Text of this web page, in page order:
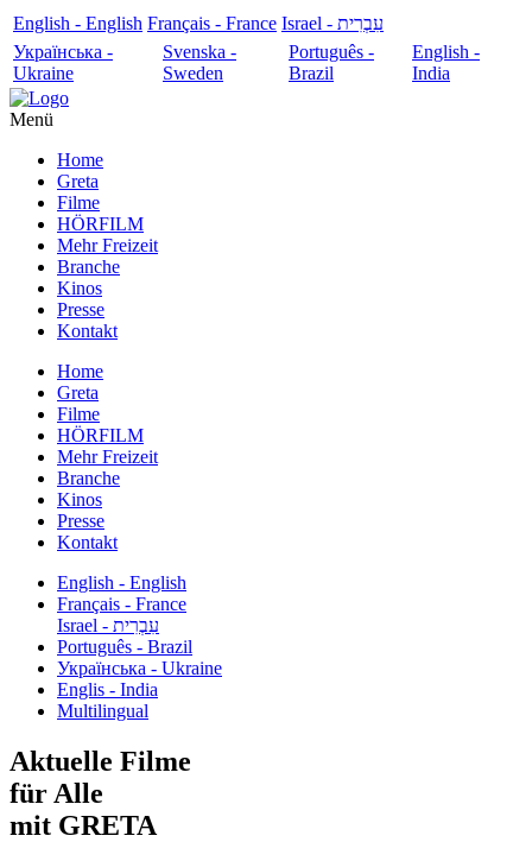
English - English Français - France
עִבְרִית - Israel
Українська -
Ukraine
Svenska -
Sweden
Português -
Brazil
English -
India
Menü
Home
Greta
Filme
HÖRFILM
Mehr Freizeit
Branche
Kinos
Presse
Kontakt
Home
Greta
Filme
HÖRFILM
Mehr Freizeit
Branche
Kinos
Presse
Kontakt
English - English
Français - France
עִבְרִית - Israel
Português - Brazil
Українська - Ukraine
Englis - India
Multilingual
Aktuelle Filme
für Alle
mit GRETA